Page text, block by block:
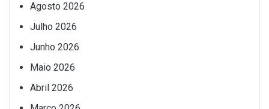
Agosto 2026
Julho 2026
Junho 2026
Maio 2026
Abril 2026